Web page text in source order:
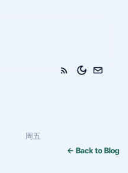
周五
← Back to Blog